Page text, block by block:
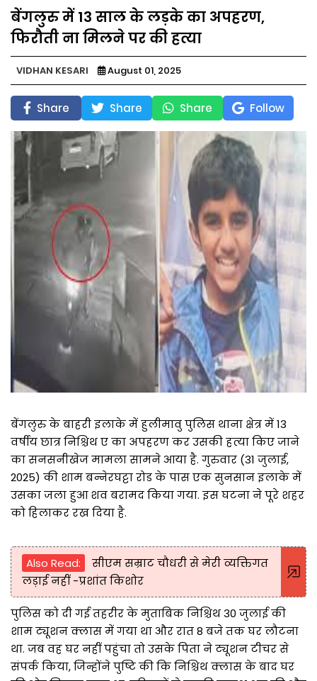
बेंगलुरु में 13 साल के लड़के का अपहरण,
फिरौती ना मिलने पर की हत्या
VIDHAN KESARI August 01, 2025
Share Share Share Follow
बेंगलुरु के बाहरी इलाके में हुलीमावु पुलिस थाना क्षेत्र में 13
वर्षीय छात्र निश्चिथ ए का अपहरण कर उसकी हत्या किए जाने
का सनसनीखेज मामला सामने आया है. गुरुवार (31 जुलाई,
2025) की शाम बन्नेरघट्टा रोड के पास एक सुनसान इलाके में
उसका जला हुआ शव बरामद किया गया. इस घटना ने पूरे शहर
को हिलाकर रख दिया है.
Also Read:
सीएम सम्राट चौधरी से मेरी व्यक्तिगत
लड़ाई नहीं -प्रशांत किशोर
पुलिस को दी गई तहरीर के मुताबिक निश्चिथ 30 जुलाई की
शाम ट्यूशन क्लास में गया था और रात 8 बजे तक घर लौटना
था. जब वह घर नहीं पहुंचा तो उसके पिता ने ट्यूशन टीचर से
संपर्क किया, जिन्होंने पुष्टि की कि निश्चिथ क्लास के बाद घर